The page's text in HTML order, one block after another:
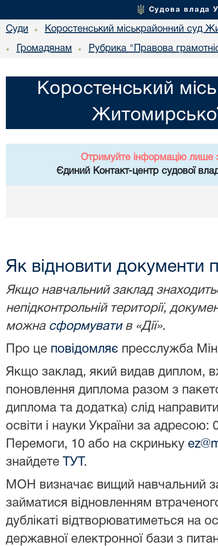
Судова влада
Суди • Коростенський міськрайонний суд
• Громадянам • Рубрика "Правова
Коростенський
Отримуйте інформацію лише
Єдиний Контакт-центр судової
Як відновити документи
Якщо навчальний заклад
непідконтрольній території,
можна сформуватив «Дії».
Про це повідомляє пресслужба
Якщо заклад, який видав диплом,
поновлення диплома разом з
диплома та додатка) слід
освіти і науки України за адресою:
Перемоги, 10 або на скриньку
знайдете
ТУТ .
МОН визначає вищий навчальний
займатися відновленням
дублікаті відтворюватиметься на
державної електронної бази з